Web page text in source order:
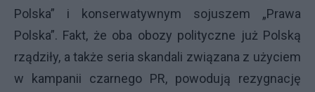
Polska” i konserwatywnym sojuszem „Prawa
Polska”. Fakt, że oba obozy polityczne już Polską
rządziły, a także seria skandali związana z użyciem
w kampanii czarnego PR, powodują rezygnację